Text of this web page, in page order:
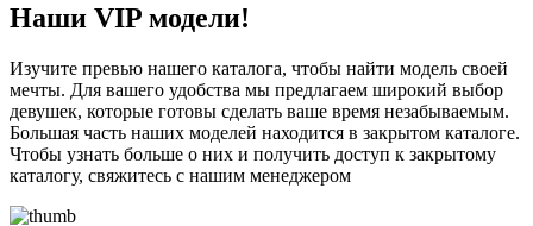
Наши VIP модели!
Изучите превью нашего каталога, чтобы найти модель своей
мечты. Для вашего удобства мы предлагаем широкий выбор
девушек, которые готовы сделать ваше время незабываемым.
Большая часть наших моделей находится в закрытом каталоге.
Чтобы узнать больше о них и получить доступ к закрытому
каталогу, свяжитесь с нашим менеджером